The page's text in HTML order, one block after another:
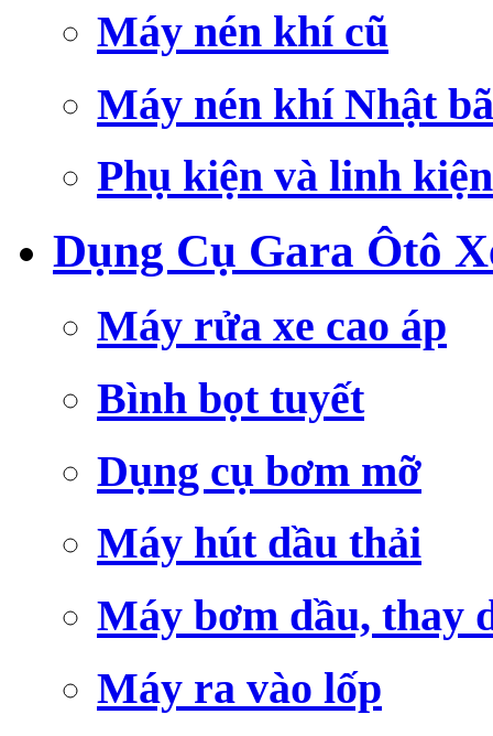
Máy nén khí cũ
Máy nén khí Nhật
Phụ kiện và linh kiện
Dụng Cụ Gara Ôtô
Máy rửa xe cao áp
Bình bọt tuyết
Dụng cụ bơm mỡ
Máy hút dầu thải
Máy bơm dầu, thay
Máy ra vào lốp